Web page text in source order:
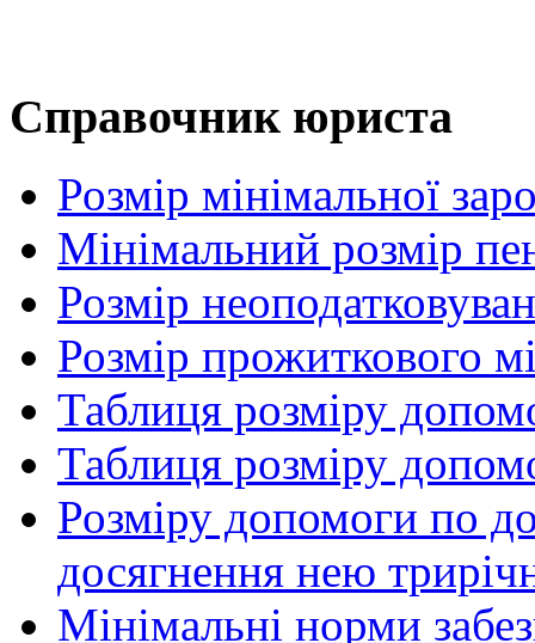
Справочник юриста
Розмір мінімальної
Мінімальний розмір
Розмір
Розмір прожиткового
Таблиця розміру
Таблиця розміру
Розміру допомоги по
досягнення нею
Мінімальні норми